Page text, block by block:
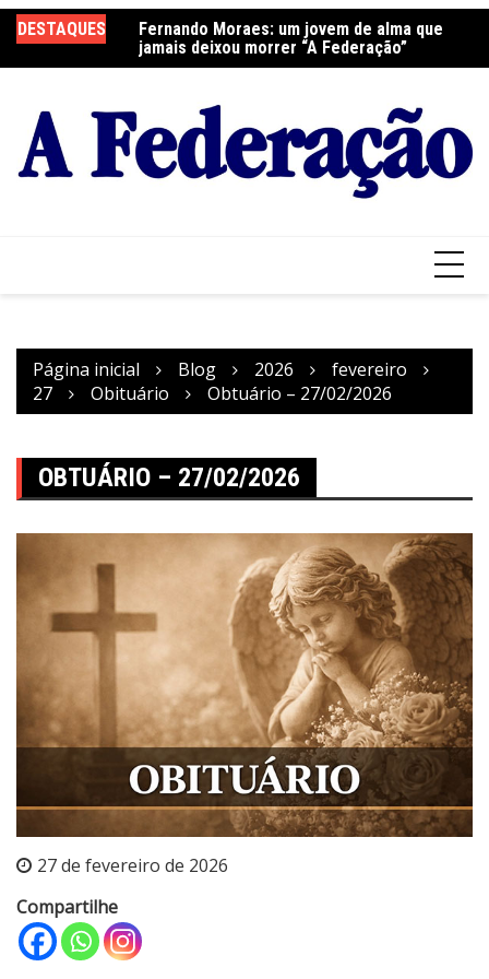
para
o
DESTAQUES
Fernando Moraes: um jovem de alma que
jamais deixou morrer “A Federação”
Curso Oração e Vida na Paróquia São José
Página inicial Blog 2026
fevereiro
27
Obituário Obtuário – 27/02/2026
OBTUÁRIO – 27/02/2026
27 de fevereiro de 2026
Compartilhe